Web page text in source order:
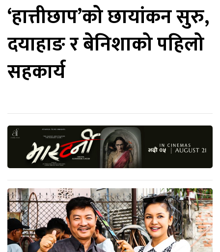
‘हात्तीछाप’को छायांकन सुरु,
दयाहाङ र बेनिशाको पहिलो
सहकार्य